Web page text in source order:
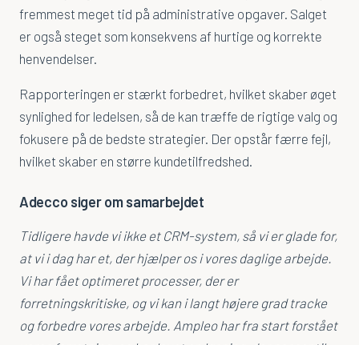
fremmest meget tid på administrative opgaver. Salget
er også steget som konsekvens af hurtige og korrekte
henvendelser.
Rapporteringen er stærkt forbedret, hvilket skaber øget
synlighed for ledelsen, så de kan træffe de rigtige valg og
fokusere på de bedste strategier. Der opstår færre fejl,
hvilket skaber en større kundetilfredshed.
Adecco siger om samarbejdet
Tidligere havde vi ikke et CRM-system, så vi er glade for,
at vi i dag har et, der hjælper os i vores daglige arbejde.
Vi har fået optimeret processer, der er
forretningskritiske, og vi kan i langt højere grad tracke
og forbedre vores arbejde. Ampleo har fra start forstået